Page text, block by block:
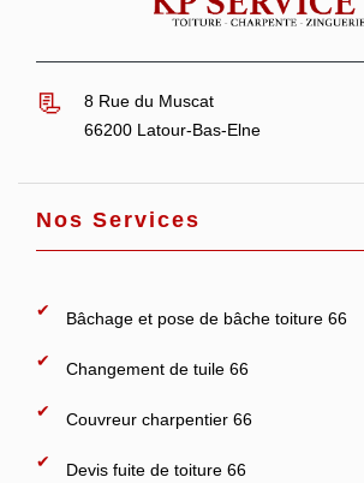
8 Rue du Muscat
66200 Latour-Bas-Elne
Nos Services
Bâchage et pose de bâche toiture 66
Changement de tuile 66
Couvreur charpentier 66
Devis fuite de toiture 66